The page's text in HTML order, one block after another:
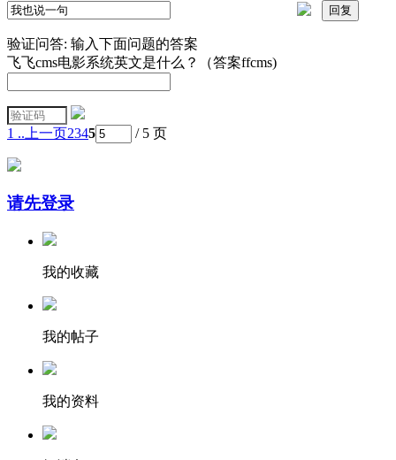
验证问答: 输入下面问题的答案
飞飞cms电影系统英文是什么？（答案ffcms)
1 .. 上一页2345 / 5 页
请先登录
我的收藏
我的帖子
我的资料